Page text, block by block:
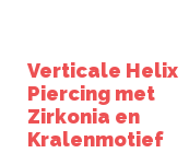
Verticale Helix
Piercing met
Zirkonia en
Kralenmotief